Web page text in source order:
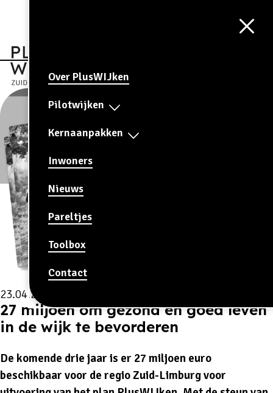
Over PlusWIJken
Pilotwijken
Kernaanpakken
Inwoners
Nieuws
Pareltjes
Toolbox
Contact
CONTRAST AAN
23.04.2025
27 miljoen om gezond en goed leven
in de wijk te bevorderen
De komende drie jaar is er 27 miljoen euro
beschikbaar voor de regio Zuid-Limburg voor